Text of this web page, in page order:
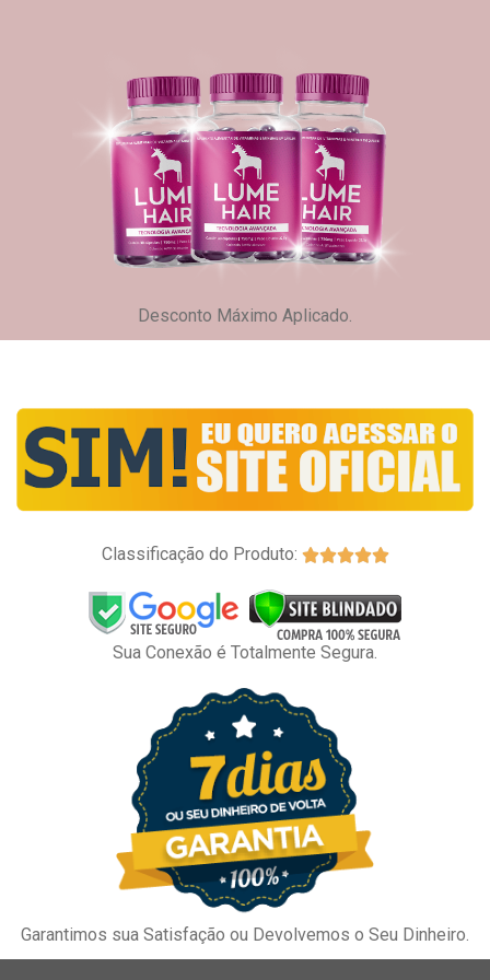
Desconto Máximo Aplicado.
Classificação do Produto: 
Sua Conexão é Totalmente Segura.
Garantimos sua Satisfação ou Devolvemos o Seu Dinheiro.